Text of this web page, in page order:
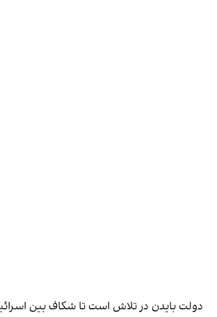
دولت بایدن در تلاش است تا شکاف بین